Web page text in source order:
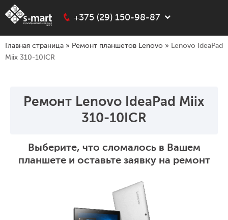
+375 (29) 150-98-87
Главная страница » Ремонт планшетов Lenovo » Lenovo IdeaPad
Miix 310-10ICR
Ремонт Lenovo IdeaPad Miix
310-10ICR
Выберите, что сломалось в Вашем
планшете и оставьте заявку на ремонт